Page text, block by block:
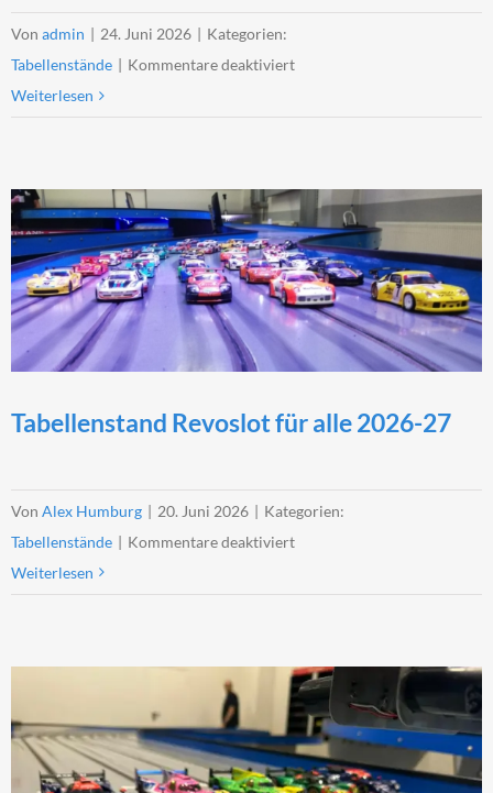
Von admin | 24. Juni 2026 | Kategorien:
Tabellenstände | Kommentare deaktiviertfür
2025-
26
Weiterlesen
Tabellenstand Revoslot für alle 2026-27
Von Alex Humburg | 20. Juni 2026 | Kategorien:
Tabellenstände | Kommentare deaktiviertfür
alle
2026-
27
Weiterlesen